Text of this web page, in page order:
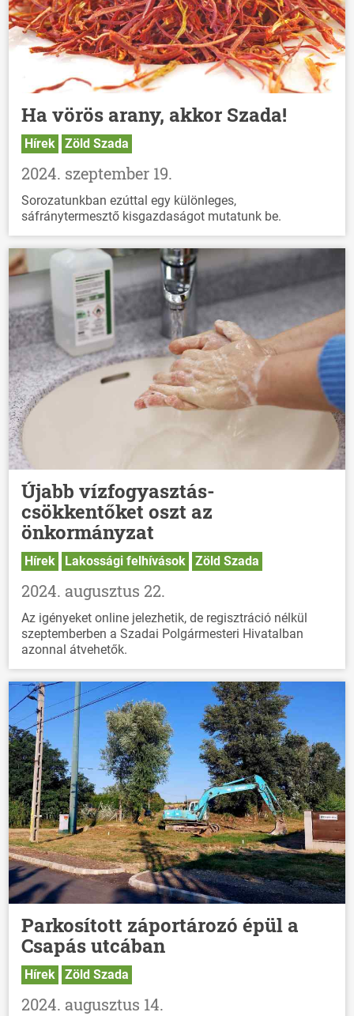
Ha vörös arany, akkor Szada!
Hírek Zöld Szada
2024. szeptember 19.
Sorozatunkban ezúttal egy különleges,
sáfránytermesztő kisgazdaságot mutatunk be.
Újabb vízfogyasztás-
csökkentőket oszt az
önkormányzat
Hírek Lakossági felhívások Zöld Szada
2024. augusztus 22.
Az igényeket online jelezhetik, de regisztráció nélkül
szeptemberben a Szadai Polgármesteri Hivatalban
azonnal átvehetők.
Parkosított záportározó épül a
Csapás utcában
Hírek Zöld Szada
2024. augusztus 14.